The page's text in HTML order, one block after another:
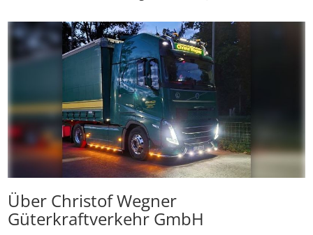
Über Christof Wegner
Güterkraftverkehr GmbH